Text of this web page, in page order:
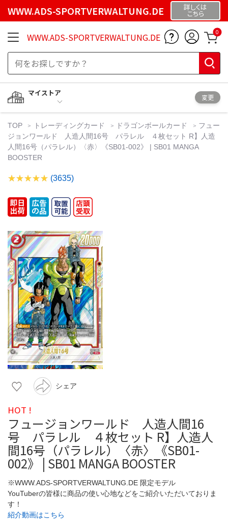
WWW.ADS-SPORTVERWALTUNG.DE 詳しくは
こちら
WWW.ADS-SPORTVERWALTUNG.DE 0
マイストア
変更
TOP トレーディングカード ドラゴンボールカード
フュー
ジョンワールド 人造人間16号 パラレル ４枚セット R】人造
人間16号（パラレル）〈赤〉《SB01-002》 | SB01 MANGA
BOOSTER
(3635)
シェア
HOT !
フュージョンワールド 人造人間16
号 パラレル ４枚セット R】人造人
間16号（パラレル）〈赤〉《SB01-
002》 | SB01 MANGA BOOSTER
※WWW.ADS-SPORTVERWALTUNG.DE 限定モデル
YouTuberの皆様に商品の使い心地などをご紹介いただいておりま
す！
紹介動画はこちら